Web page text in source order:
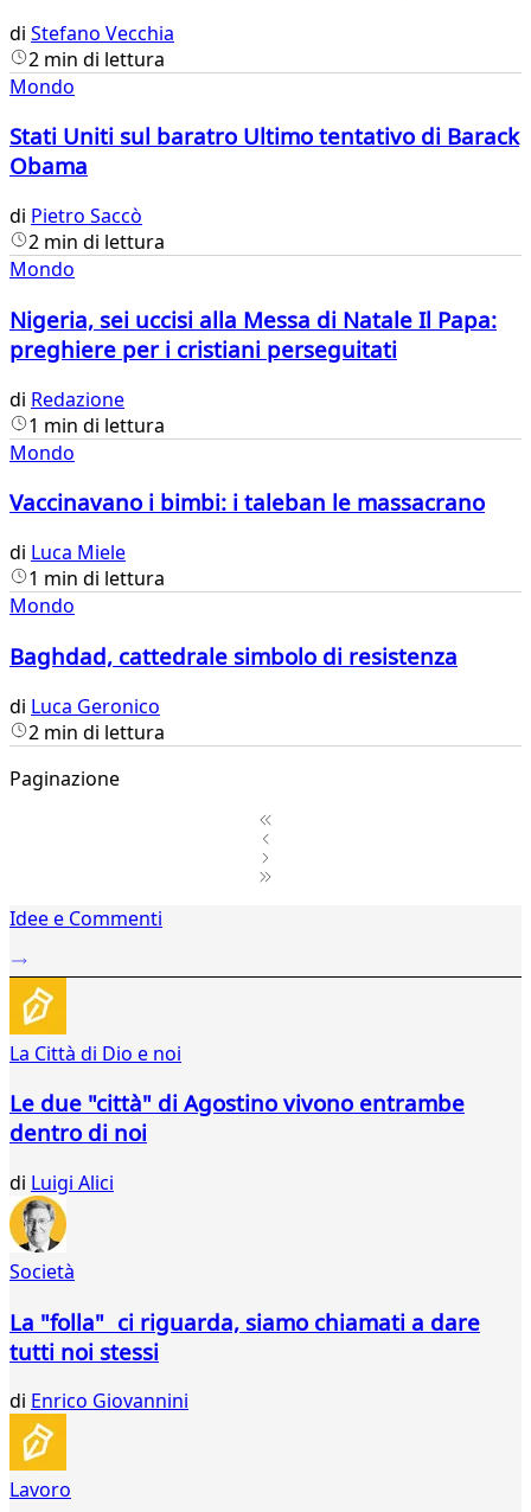
di Stefano Vecchia
2 min di lettura
Mondo
​Stati Uniti sul baratro Ultimo tentativo di Barack
Obama
di Pietro Saccò
2 min di lettura
Mondo
Nigeria, sei uccisi alla Messa di Natale Il Papa:
preghiere per i cristiani perseguitati
di Redazione
1 min di lettura
Mondo
Vaccinavano i bimbi: i taleban le massacrano
di Luca Miele
1 min di lettura
Mondo
Baghdad, cattedrale simbolo di resistenza
di Luca Geronico
2 min di lettura
Paginazione
2Idee e Commenti
La Città di Dio e noi
Le due "città" di Agostino vivono entrambe
dentro di noi
di Luigi Alici
Società
La "folla" ci riguarda, siamo chiamati a dare
tutti noi stessi
di Enrico Giovannini
Lavoro